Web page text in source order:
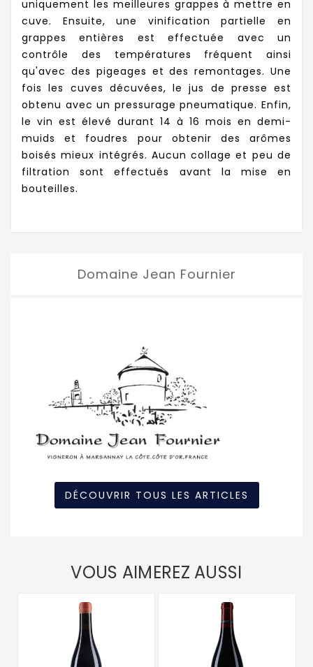
uniquement les meilleures grappes à mettre en
cuve. Ensuite, une vinification partielle en
grappes entières est effectuée avec un
contrôle des températures fréquent ainsi
qu'avec des pigeages et des remontages. Une
fois les cuves décuvées, le jus de presse est
obtenu avec un pressurage pneumatique. Enfin,
le vin est élevé durant 14 à 16 mois en demi-
muids et foudres pour obtenir des arômes
boisés mieux intégrés. Aucun collage et peu de
filtration sont effectués avant la mise en
bouteilles.
Domaine Jean Fournier
DÉCOUVRIR TOUS LES ARTICLES
VOUS AIMEREZ AUSSI